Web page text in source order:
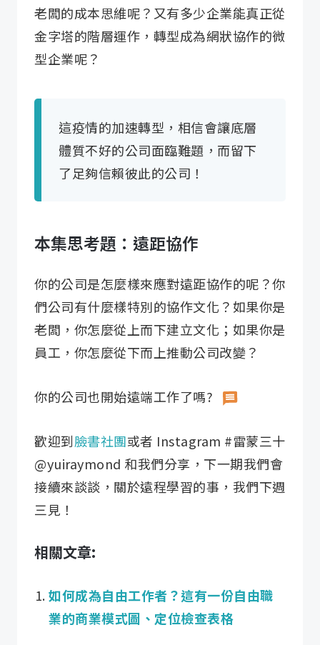
老闆的成本思維呢？又有多少企業能真正從
金字塔的階層運作，轉型成為網狀協作的微
型企業呢？
這疫情的加速轉型，相信會讓底層
體質不好的公司面臨難題，而留下
了足夠信賴彼此的公司！
本集思考題：遠距協作
你的公司是怎麼樣來應對遠距協作的呢？你
們公司有什麼樣特別的協作文化？如果你是
老闆，你怎麼從上而下建立文化；如果你是
員工，你怎麼從下而上推動公司改變？
你的公司也開始遠端工作了嗎?
歡迎到臉書社團或者 Instagram #雷蒙三十
@yuiraymond 和我們分享，下一期我們會
接續來談談，關於遠程學習的事，我們下週
三見！
相關文章:
如何成為自由工作者？這有一份自由職
業的商業模式圖、定位檢查表格